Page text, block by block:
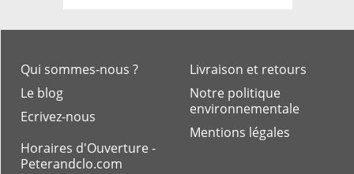
Livraison et retours
Notre politique
environnementale
Mentions légales
Qui sommes-nous ?
Le blog
Ecrivez-nous
Horaires d'Ouverture -
Peterandclo.com